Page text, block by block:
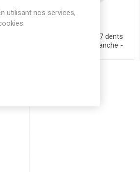
5
Balai gazon XL 27 dents
- TETE - Sans manche -
utilisant nos services,